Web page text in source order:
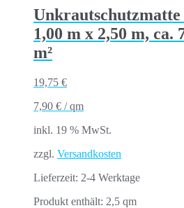
Unkrautschutzmatte
1,00 m x 2,50 m, ca.
m²
19,75 €
7,90 € /qm
inkl. 19 % MwSt.
zzgl. Versandkosten
Lieferzeit: 2-4 Werktage
Produkt enthält: 2,5 qm